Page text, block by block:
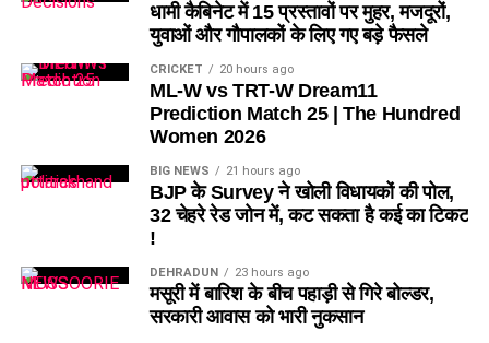
धामी कैबिनेट में 15 प्रस्तावों पर मुहर, मजदूरों,
युवाओं और गौपालकों के लिए गए बड़े फैसले
CRICKET 20 hours ago
ML-W vs TRT-W Dream11
Prediction Match 25 | The Hundred
Women 2026
BIG NEWS 21 hours ago
BJP के Survey ने खोली विधायकों की पोल,
32 चेहरे रेड जोन में, कट सकता है कई का टिकट
!
DEHRADUN 23 hours ago
मसूरी में बारिश के बीच पहाड़ी से गिरे बोल्डर,
सरकारी आवास को भारी नुकसान